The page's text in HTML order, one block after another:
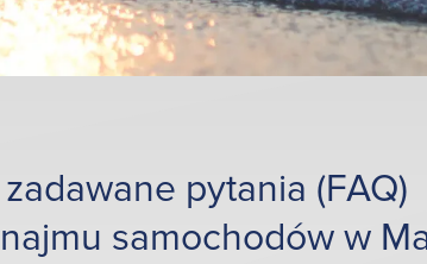
pytania (FAQ)
samochodów w